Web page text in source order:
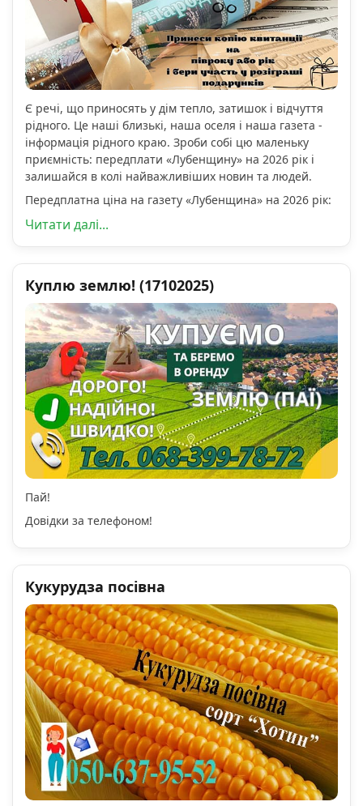
Є речі, що приносять у дім тепло, затишок і відчуття
рідного. Це наші близькі, наша оселя і наша газета -
інформація рідного краю. Зроби собі цю маленьку
приємність: передплати «Лубенщину» на 2026 рік і
залишайся в колі найважливіших новин та людей.
Передплатна ціна на газету «Лубенщина» на 2026 рік:
Читати далі...
Куплю землю! (17102025)
Пай!
Довідки за телефоном!
Кукурудза посівна